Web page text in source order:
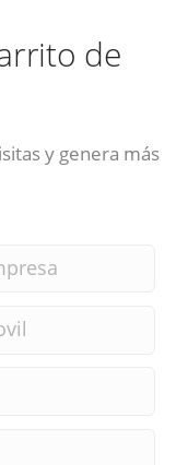
de
y genera más